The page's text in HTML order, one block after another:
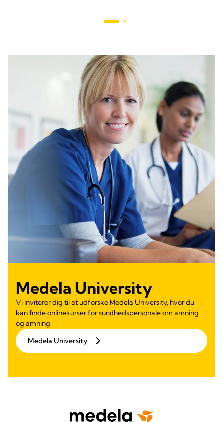
Medela University
Vi inviterer dig til at udforske Medela University, hvor du
kan finde onlinekurser for sundhedspersonale om amning
og amning.
Medela University